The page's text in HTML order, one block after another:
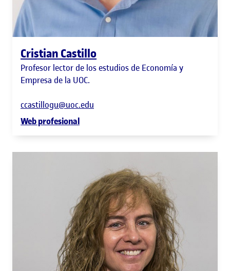
Cristian Castillo
Profesor lector de los estudios de Economía y
Empresa de la UOC.
ccastillogu@uoc.edu
Web profesional